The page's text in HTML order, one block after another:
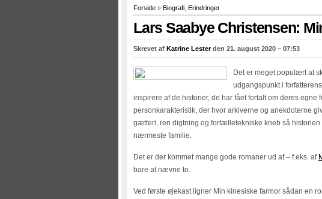
Forside » Biografi Erindringer
Lars Saabye Christensen:
Skrevet af Katrine Lesterden 21. august 2020 – 07:53
Det er meget populært at
udgangspunkt i
inspirere af de historier, de har fået fortalt om deres
personkarakteristik, der hvor arkiverne og anekdoterne
gætteri, ren digtning og fortælletekniske kneb så
nærmeste familie.
Det er der kommet mange gode romaner ud af – f.eks. af
bare at nævne to.
Ved første øjekast ligner Min kinesiske farmor sådan en